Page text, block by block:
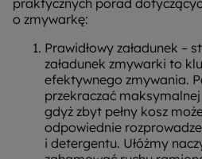
o zmywarkę:
Prawidłowy załadunek –
załadunek zmywarki to
efektywnego zmywania.
przekraczać
gdyż zbyt pełny kosz
odpowiednie
i detergentu. Ułóżmy